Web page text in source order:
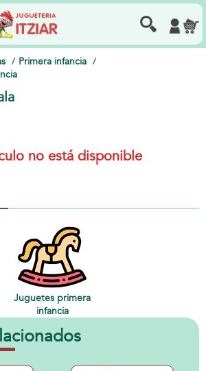
Primera infancia
no está disponible
Juguetes primera
infancia